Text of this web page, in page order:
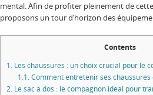
mental. Afin de profiter pleinement de
proposons un tour d’horizon des
Contents
1. Les chaussures : un choix crucial pour le
1.1.Comment entretenir ses chaussures
2. Le sac à dos : le compagnon idéal pour